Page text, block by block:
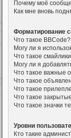
Почему моё
Как мне вновь
Форматирование
Что такое BBCode?
Могу ли я
Что такое
Могу ли я
Что такое важные
Что такое
Что такое
Что такое
Что такое значки
Уровни
Кто такие